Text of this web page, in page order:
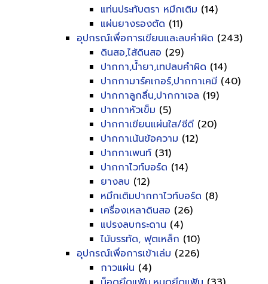
แท่นประทับตรา หมึกเติม (14)
แผ่นยางรองตัด (11)
อุปกรณ์เพื่อการเขียนและลบคำผิด (243)
ดินสอ,ไส้ดินสอ (29)
ปากกา,น้ำยา,เทปลบคำผิด (14)
ปากกามาร์คเกอร์,ปากกาเคมี (40)
ปากกาลูกลื่น,ปากกาเจล (19)
ปากกาหัวเข็ม (5)
ปากกาเขียนแผ่นใส/ซีดี (20)
ปากกาเน้นข้อความ (12)
ปากกาเพนท์ (31)
ปากกาไวท์บอร์ด (14)
ยางลบ (12)
หมึกเติมปากกาไวท์บอร์ด (8)
เครื่องเหลาดินสอ (26)
แปรงลบกระดาน (4)
ไม้บรรทัด, ฟุตเหล็ก (10)
อุปกรณ์เพื่อการเข้าเล่ม (226)
กาวแผ่น (4)